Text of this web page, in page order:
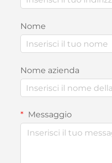
Nome
Nome azienda
Messaggio